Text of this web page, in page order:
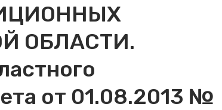
ОБЛАСТИ.
от 01.08.2013 №